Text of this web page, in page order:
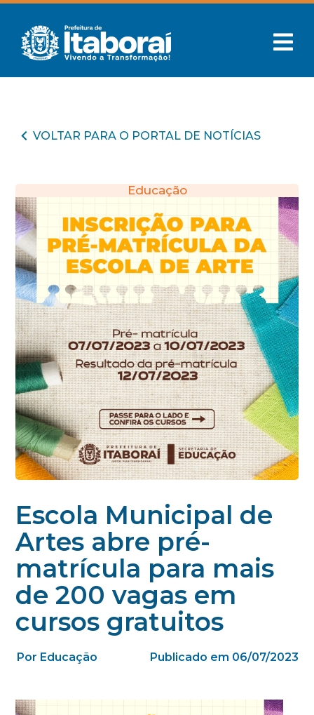
VOLTAR PARA O PORTAL DE NOTÍCIAS
Educação
Escola Municipal de
Artes abre pré-
matrícula para mais
de 200 vagas em
cursos gratuitos
Por Educação Publicado em 06/07/2023